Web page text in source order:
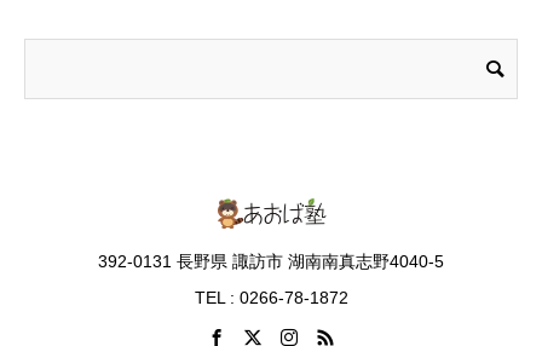
392-0131 長野県 諏訪市 湖南南真志野4040-5
TEL : 0266-78-1872